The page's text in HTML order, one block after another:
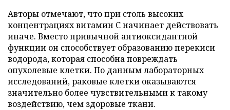
Авторы отмечают, что при столь высоких
концентрациях витамин C начинает действовать
иначе. Вместо привычной антиоксидантной
функции он способствует образованию перекиси
водорода, которая способна повреждать
опухолевые клетки. По данным лабораторных
исследований, раковые клетки оказываются
значительно более чувствительными к такому
воздействию, чем здоровые ткани.